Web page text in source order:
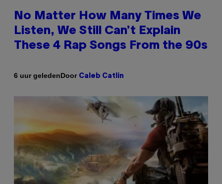
No Matter How Many Times We
Listen, We Still Can’t Explain
These 4 Rap Songs From the 90s
6 uur geledenDoor Caleb Catlin